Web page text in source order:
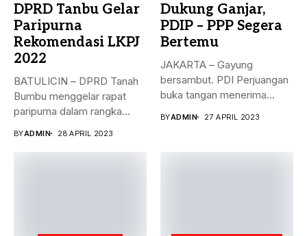
DPRD Tanbu Gelar
Paripurna
Rekomendasi LKPJ
2022
BATULICIN – DPRD Tanah
Bumbu menggelar rapat
paripurna dalam rangka
BYADMIN 28 APRIL 2023
Dukung Ganjar,
PDIP – PPP Segera
Bertemu
JAKARTA – Gayung
bersambut. PDI Perjuangan
buka tangan menerima
BYADMIN 27 APRIL 2023